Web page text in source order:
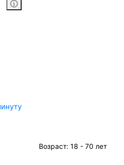
Возраст: 18 - 70 лет